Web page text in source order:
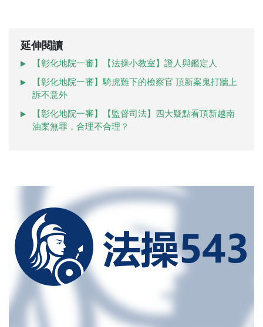
延伸閱讀
【彰化地院一審】【法操小教室】證人與鑑定人
【彰化地院一審】騎虎難下的檢察官 頂新案鬼打牆上
訴不意外
【彰化地院一審】【監督司法】四大疑點看頂新越南
油案無罪，合理不合理？